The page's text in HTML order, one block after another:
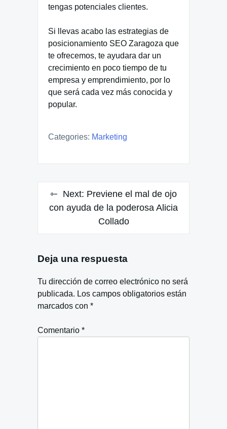
tengas potenciales clientes.
Si llevas acabo las estrategias de
posicionamiento SEO Zaragoza que
te ofrecemos, te ayudara dar un
crecimiento en poco tiempo de tu
empresa y emprendimiento, por lo
que será cada vez más conocida y
popular.
Categories: Marketing
Navegación
de
Next: Previene el mal de ojo
con ayuda de la poderosa Alicia
Collado
Deja una respuesta
Tu dirección de correo electrónico no será
publicada. Los campos obligatorios están
marcados con *
Comentario *